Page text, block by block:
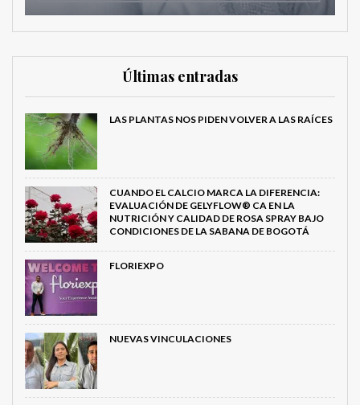
Últimas entradas
LAS PLANTAS NOS PIDEN VOLVER A LAS RAÍCES
CUANDO EL CALCIO MARCA LA DIFERENCIA:
EVALUACIÓN DE GELYFLOW® CA EN LA
NUTRICIÓN Y CALIDAD DE ROSA SPRAY BAJO
CONDICIONES DE LA SABANA DE BOGOTÁ
FLORIEXPO
NUEVAS VINCULACIONES